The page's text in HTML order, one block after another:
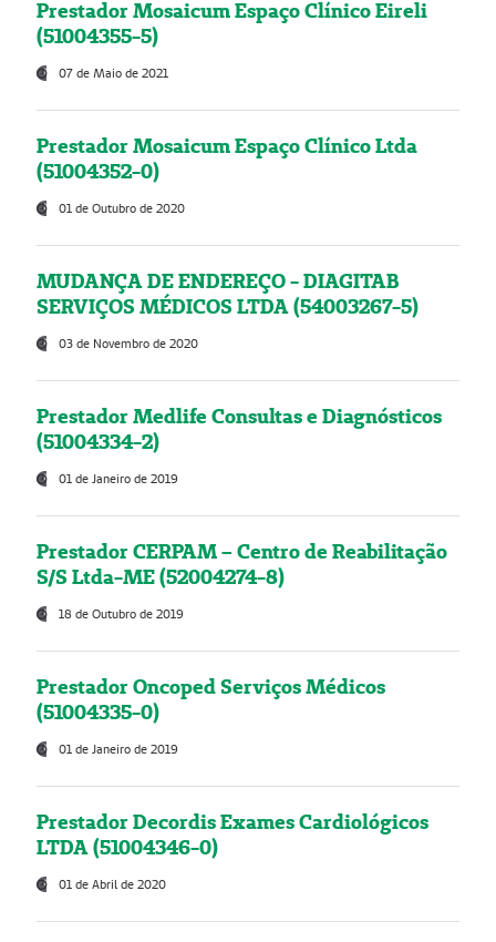
Prestador Mosaicum Espaço Clínico Eireli
(51004355-5)
07 de Maio de 2021
Prestador Mosaicum Espaço Clínico Ltda
(51004352-0)
01 de Outubro de 2020
MUDANÇA DE ENDEREÇO - DIAGITAB
SERVIÇOS MÉDICOS LTDA (54003267-5)
03 de Novembro de 2020
Prestador Medlife Consultas e Diagnósticos
(51004334-2)
01 de Janeiro de 2019
Prestador CERPAM – Centro de Reabilitação
S/S Ltda-ME (52004274-8)
18 de Outubro de 2019
Prestador Oncoped Serviços Médicos
(51004335-0)
01 de Janeiro de 2019
Prestador Decordis Exames Cardiológicos
LTDA (51004346-0)
01 de Abril de 2020